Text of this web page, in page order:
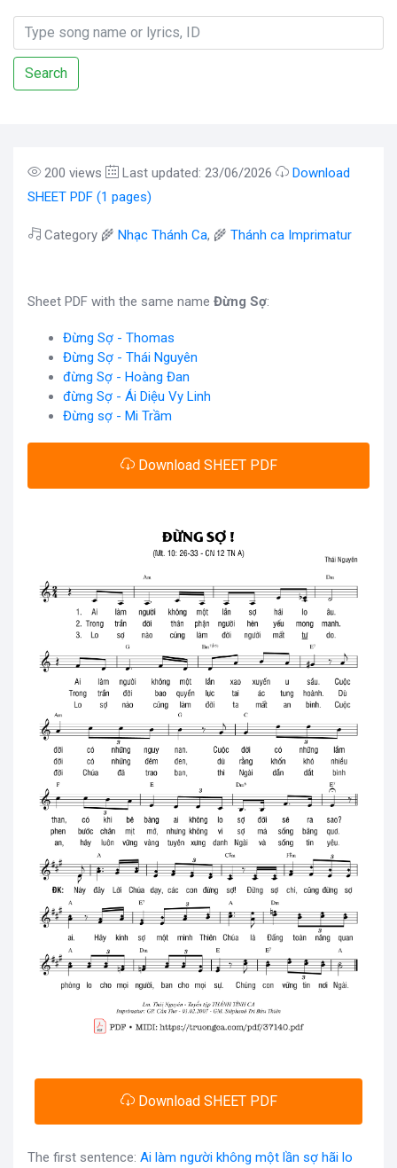
Search
200 views Last updated: 23/06/2026
Download
SHEET PDF (1 pages)
Category 🌾 Nhạc Thánh Ca, 🌾 Thánh ca Imprimatur
Sheet PDF with the same name Đừng Sợ:
Đừng Sợ - Thomas
Đừng Sợ - Thái Nguyên
đừng Sợ - Hoàng Đan
đừng Sợ - Ái Diệu Vy Linh
Đừng sợ - Mi Trầm
Download SHEET PDF
Download SHEET PDF
The first sentence: Ai làm người không một lần sợ hãi lo